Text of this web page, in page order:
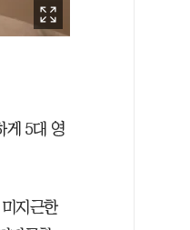
게 5대 영
지근한